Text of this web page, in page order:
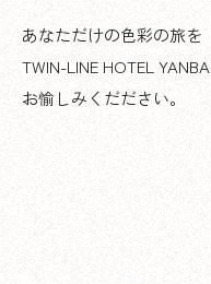
あなただけの色彩の旅を
TWIN-LINE HOTEL
お愉しみくだださい。